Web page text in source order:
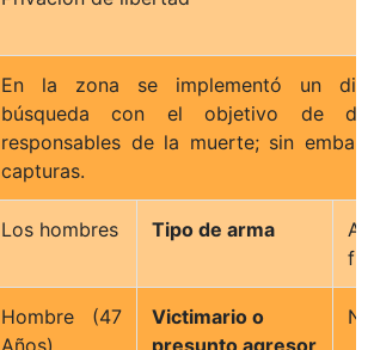
En la zona se implementó un
búsqueda con el objetivo de
responsables de la muerte; sin
capturas.
Los hombres Tipo de arma
Hombre (47
Años)
Victimario o
presunto agresor
N/